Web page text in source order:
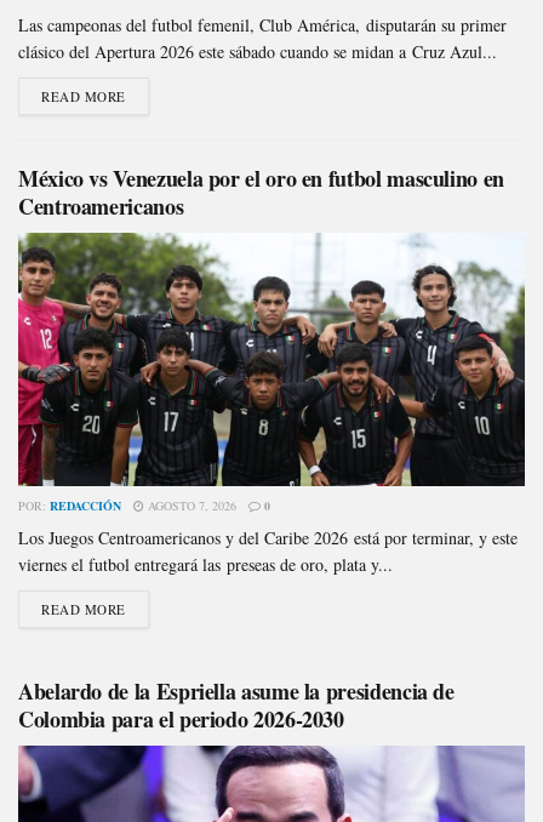
Las campeonas del futbol femenil, Club América, disputarán su primer
clásico del Apertura 2026 este sábado cuando se midan a Cruz Azul...
READ MORE
México vs Venezuela por el oro en futbol masculino en
Centroamericanos
POR: REDACCIÓN AGOSTO 7, 2026 0
Los Juegos Centroamericanos y del Caribe 2026 está por terminar, y este
viernes el futbol entregará las preseas de oro, plata y...
READ MORE
Abelardo de la Espriella asume la presidencia de
Colombia para el periodo 2026-2030